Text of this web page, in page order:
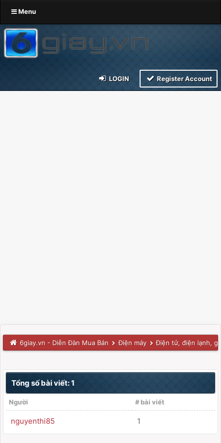
Menu
LOGIN Register Account
6giay.vn - Diễn Đàn Mua Bán Điện máy Điện tử, điện lạnh,
Tổng số bài viết: 1
Người # bài viết
nguyenthi85 1